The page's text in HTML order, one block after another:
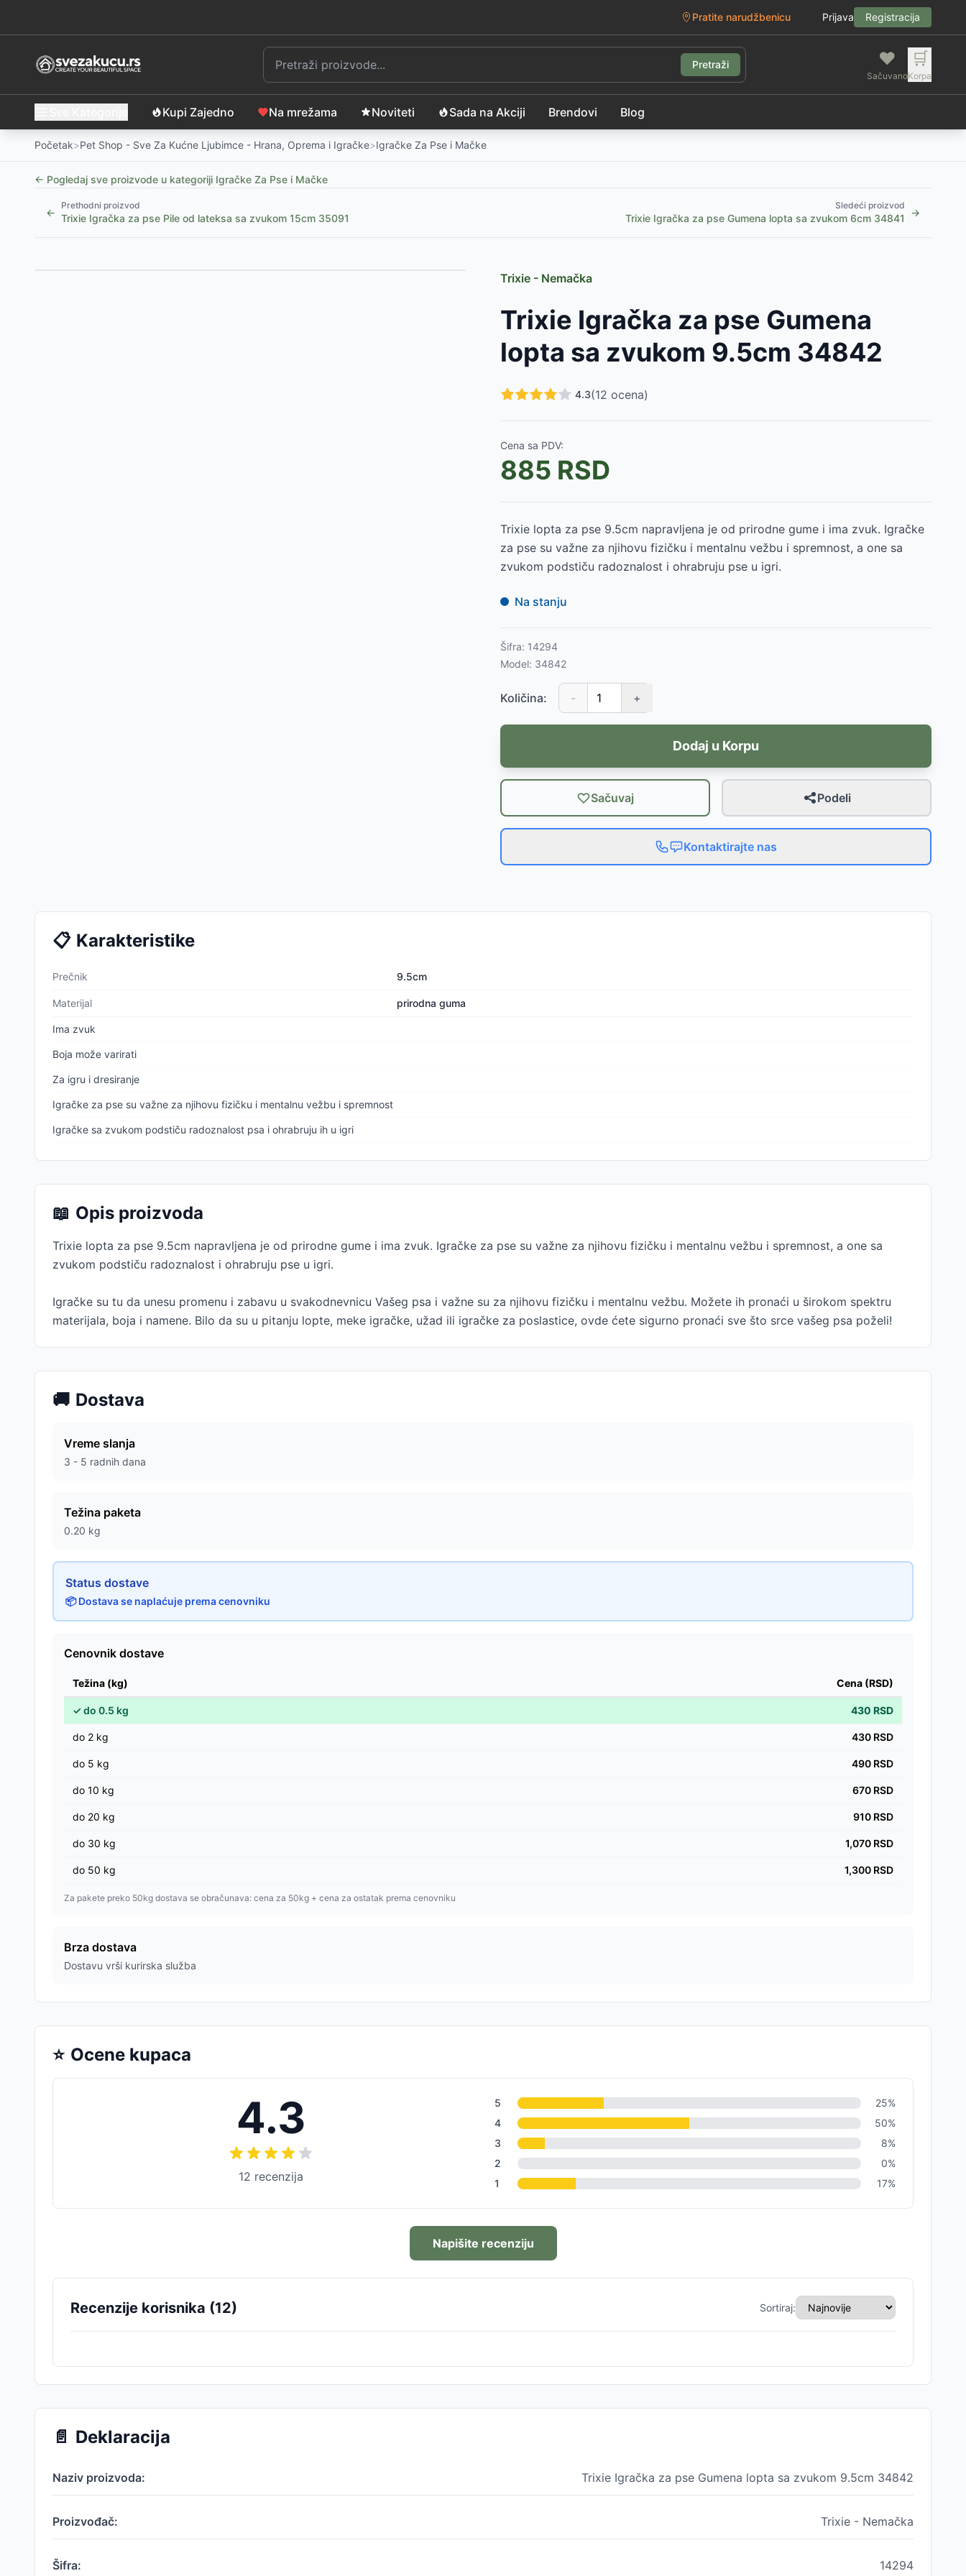
Pratite narudžbenicu Prijava Registracija
Pretraži ❤️
Sačuvano
🛒
Korpa
Kupi Zajedno Na mrežama Noviteti Sada na Akciji Brendovi Blog
Početak>Pet Shop - Sve Za Kućne Ljubimce - Hrana, Oprema i Igračke>Igračke Za Pse i Mačke
← Pogledaj sve proizvode u kategoriji Igračke Za Pse i Mačke
←
Prethodni proizvod
Trixie Igračka za pse Pile od lateksa sa zvukom 15cm 35091
Sledeći proizvod
Trixie Igračka za pse Gumena lopta sa zvukom 6cm 34841 →
Trixie - Nemačka
Trixie Igračka za pse Gumena
lopta sa zvukom 9.5cm 34842
4.3(12 ocena)
Cena sa PDV:
885 RSD
Trixie lopta za pse 9.5cm napravljena je od prirodne gume i ima zvuk. Igračke
za pse su važne za njihovu fizičku i mentalnu vežbu i spremnost, a one sa
zvukom podstiču radoznalost i ohrabruju pse u igri.
Na stanju
Šifra: 14294
Model: 34842
Količina: - +
Dodaj u Korpu
Sačuvaj Podeli
Kontaktirajte nas
📋 Karakteristike
Prečnik 9.5cm
Materijal prirodna guma
Ima zvuk
Boja može varirati
Za igru i dresiranje
Igračke za pse su važne za njihovu fizičku i mentalnu vežbu i spremnost
Igračke sa zvukom podstiču radoznalost psa i ohrabruju ih u igri
📖 Opis proizvoda
Trixie lopta za pse 9.5cm napravljena je od prirodne gume i ima zvuk. Igračke za pse su važne za njihovu fizičku i mentalnu vežbu i spremnost, a one sa
zvukom podstiču radoznalost i ohrabruju pse u igri.
Igračke su tu da unesu promenu i zabavu u svakodnevnicu Vašeg psa i važne su za njihovu fizičku i mentalnu vežbu. Možete ih pronaći u širokom spektru
materijala, boja i namene. Bilo da su u pitanju lopte, meke igračke, užad ili igračke za poslastice, ovde ćete sigurno pronaći sve što srce vašeg psa poželi!
🚚 Dostava
Vreme slanja
3 - 5 radnih dana
Težina paketa
0.20 kg
Status dostave
📦 Dostava se naplaćuje prema cenovniku
Cenovnik dostave
Težina (kg) Cena (RSD)
✓do 0.5 kg 430 RSD
do 2 kg 430 RSD
do 5 kg 490 RSD
do 10 kg 670 RSD
do 20 kg 910 RSD
do 30 kg 1,070 RSD
do 50 kg 1,300 RSD
Za pakete preko 50kg dostava se obračunava: cena za 50kg + cena za ostatak prema cenovniku
Brza dostava
Dostavu vrši kurirska služba
⭐ Ocene kupaca
4.3
12 recenzija
5 25%
4
50%
3
8%
2
0%
1
17%
Napišite recenziju
Recenzije korisnika (12) Sortiraj:
📄 Deklaracija
Naziv proizvoda: Trixie Igračka za pse Gumena lopta sa zvukom 9.5cm 34842
Proizvođač: Trixie - Nemačka
Šifra: 14294